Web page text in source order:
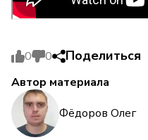
0 0 Поделиться
Автор материала
Фёдоров Олег